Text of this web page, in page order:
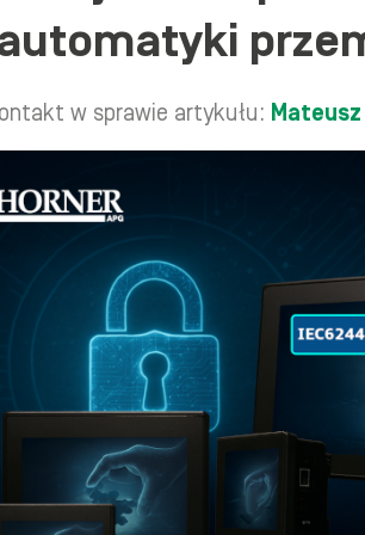
w sprawie artykułu: